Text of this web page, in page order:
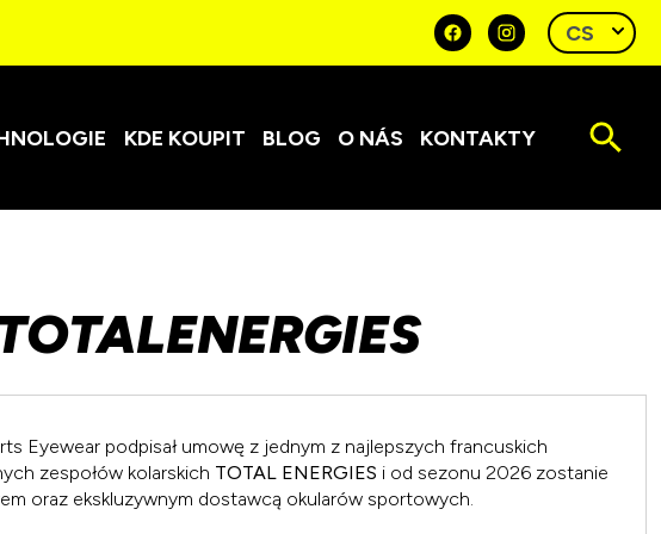
KDE KOUPIT BLOG O NÁS KONTAKTY
Eyewear podpisał umowę z jednym z najlepszych francuskich
zespołów kolarskich TOTAL ENERGIES i od sezonu 2026 zostanie
oraz ekskluzywnym dostawcą okularów sportowych.